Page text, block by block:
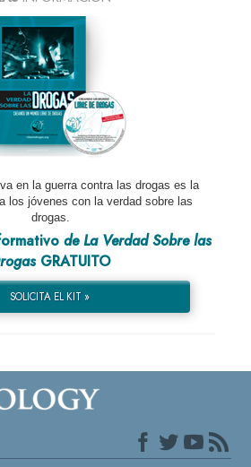
en la guerra contra las drogas es la
los jóvenes con la verdad sobre las
drogas.
de La Verdad Sobre las
GRATUITO
SOLICITA EL KIT »